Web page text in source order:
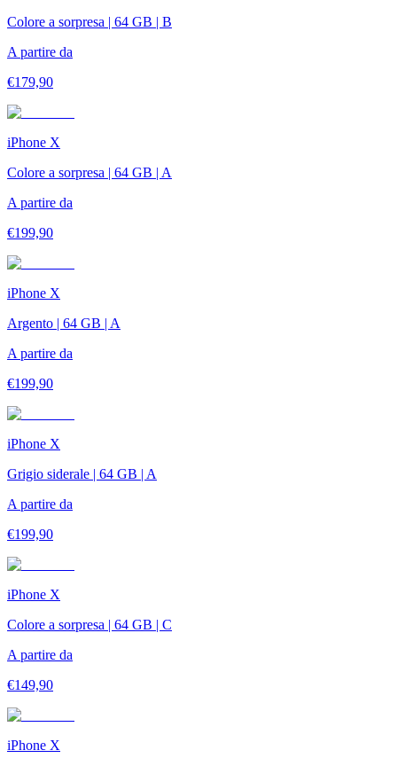
Colore a sorpresa | 64 GB | B
A partire da
€179,90
iPhone X
Colore a sorpresa | 64 GB | A
A partire da
€199,90
iPhone X
Argento | 64 GB | A
A partire da
€199,90
iPhone X
Grigio siderale | 64 GB | A
A partire da
€199,90
iPhone X
Colore a sorpresa | 64 GB | C
A partire da
€149,90
iPhone X